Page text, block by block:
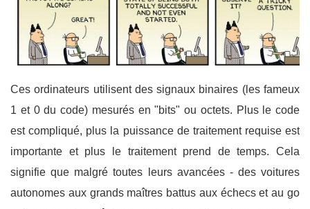
Ces ordinateurs utilisent des signaux binaires (les fameux
1 et 0 du code) mesurés en "bits" ou octets. Plus le code
est compliqué, plus la puissance de traitement requise est
importante et plus le traitement prend de temps. Cela
signifie que malgré toutes leurs avancées - des voitures
autonomes aux grands maîtres battus aux échecs et au go